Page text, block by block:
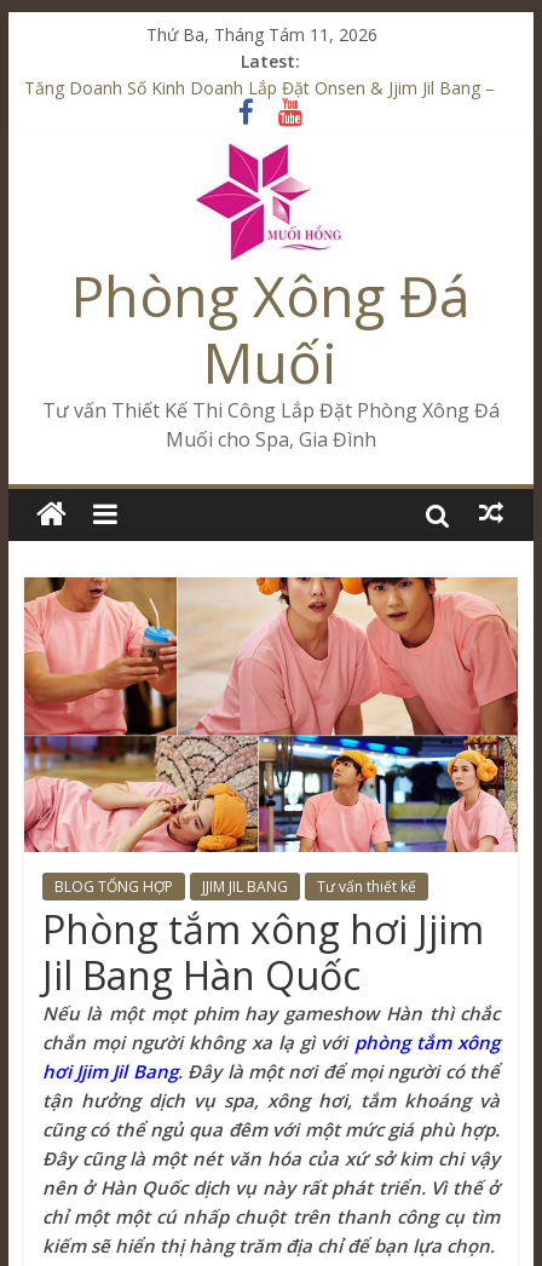
Thứ Ba, Tháng Tám 11, 2026
Latest:
Tăng Doanh Số Kinh Doanh Lắp Đặt Onsen & Jjim Jil Bang –
Từ Spa Trị Liệu Đến Onsen & Jjim Jil Bang – Muối Hồng Group
Khai Trương Cham Riverside Spa – Onsen & JjimJilBang
Cham Riverside Onsen & Jjim Jil Bang Đà Nẵng Muối Hồng
Spa Jjim Jil Bang Kết Hợp Onsen – Kinh Doanh Chuẩn Sao –
Muối Hồng Group
Phòng Xông Đá
Muối
Tư vấn Thiết Kế Thi Công Lắp Đặt Phòng Xông Đá
Muối cho Spa, Gia Đình
BLOG TỔNG HỢP JJIM JIL BANG Tư vấn thiết kế
Phòng tắm xông hơi Jjim
Jil Bang Hàn Quốc
Nếu là một mọt phim hay gameshow Hàn thì chắc
chắn mọi người không xa lạ gì với phòng tắm xông
hơi Jjim Jil Bang. Đây là một nơi để mọi người có thể
tận hưởng dịch vụ spa, xông hơi, tắm khoáng và
cũng có thể ngủ qua đêm với một mức giá phù hợp.
Đây cũng là một nét văn hóa của xứ sở kim chi vậy
nên ở Hàn Quốc dịch vụ này rất phát triển. Vì thế ở
chỉ một một cú nhấp chuột trên thanh công cụ tìm
kiếm sẽ hiển thị hàng trăm địa chỉ để bạn lựa chọn.